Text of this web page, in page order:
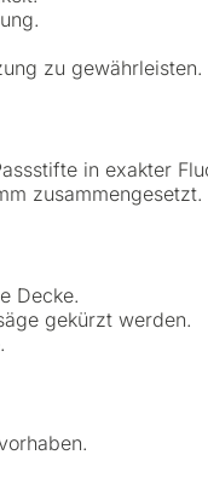
zu gewährleisten.
in exakter
zusammengesetzt.
Decke.
gekürzt werden.